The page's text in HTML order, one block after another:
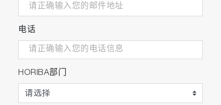
电话
HORIBA部门